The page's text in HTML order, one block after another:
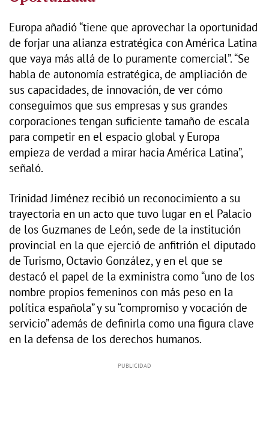
Europa añadió “tiene que aprovechar la oportunidad
de forjar una alianza estratégica con América Latina
que vaya más allá de lo puramente comercial”. “Se
habla de autonomía estratégica, de ampliación de
sus capacidades, de innovación, de ver cómo
conseguimos que sus empresas y sus grandes
corporaciones tengan suficiente tamaño de escala
para competir en el espacio global y Europa
empieza de verdad a mirar hacia América Latina”,
señaló.
Trinidad Jiménez recibió un reconocimiento a su
trayectoria en un acto que tuvo lugar en el Palacio
de los Guzmanes de León, sede de la institución
provincial en la que ejerció de anfitrión el diputado
de Turismo, Octavio González, y en el que se
destacó el papel de la exministra como “uno de los
nombre propios femeninos con más peso en la
política española” y su “compromiso y vocación de
servicio” además de definirla como una figura clave
en la defensa de los derechos humanos.